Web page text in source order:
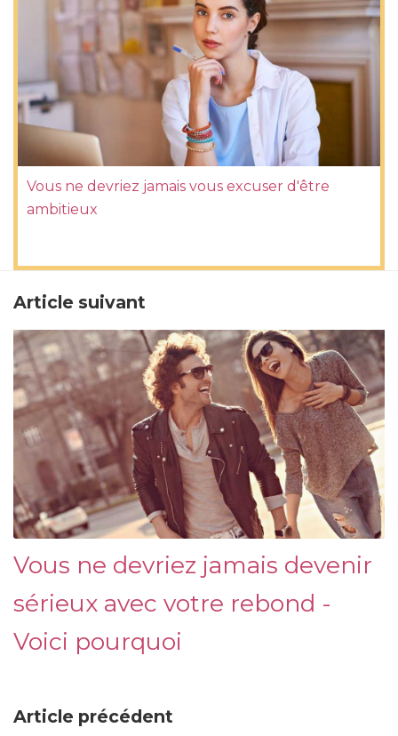
Vous ne devriez jamais vous excuser d'être
ambitieux
Article suivant
Vous ne devriez jamais devenir
sérieux avec votre rebond -
Voici pourquoi
Article précédent